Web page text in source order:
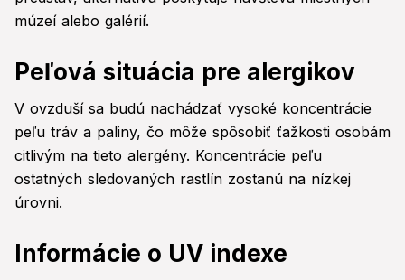
múzeí alebo galérií.
Peľová situácia pre alergikov
V ovzduší sa budú nachádzať vysoké koncentrácie
peľu tráv a paliny, čo môže spôsobiť ťažkosti osobám
citlivým na tieto alergény. Koncentrácie peľu
ostatných sledovaných rastlín zostanú na nízkej
úrovni.
Informácie o UV indexe